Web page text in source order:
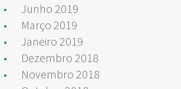
Junho 2019
Março 2019
Janeiro 2019
Dezembro 2018
Novembro 2018